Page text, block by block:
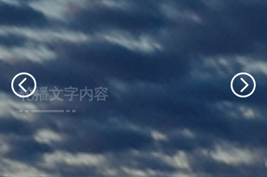
轮播文字内容